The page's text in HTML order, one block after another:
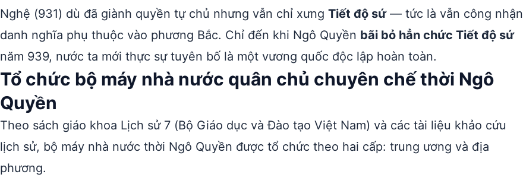
Nghệ (931) dù đã giành quyền tự chủ nhưng vẫn chỉ xưng Tiết độ sứ— tức là vẫn công nhận
danh nghĩa phụ thuộc vào phương Bắc. Chỉ đến khi Ngô Quyền bãi bỏ hẳn chức Tiết độ sứ
năm 939, nước ta mới thực sự tuyên bố là một vương quốc độc lập hoàn toàn.
Tổ chức bộ máy nhà nước quân chủ chuyên chế thời Ngô
Quyền
Theo sách giáo khoa Lịch sử 7 (Bộ Giáo dục và Đào tạo Việt Nam) và các tài liệu khảo cứu
lịch sử, bộ máy nhà nước thời Ngô Quyền được tổ chức theo hai cấp: trung ương và địa
phương.